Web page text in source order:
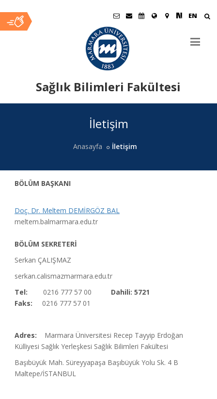
EN
Sağlık Bilimleri Fakültesi
İletişim
Anasayfa İletişim
BÖLÜM BAŞKANI
Doç. Dr. Meltem DEMİRGÖZ BAL
meltem.balmarmara.edu.tr
BÖLÜM SEKRETERİ
Serkan ÇALIŞMAZ
serkan.calismazmarmara.edu.tr
Tel: 0216 777 57 00
Dahili: 5721
Faks:
0216 777 57 01
Adres:
Marmara Üniversitesi Recep Tayyip Erdoğan
Külliyesi Sağlık Yerleşkesi Sağlık Bilimleri Fakültesi
Başıbüyük Mah. Süreyyapaşa Başıbüyük Yolu Sk. 4 B
Maltepe/İSTANBUL